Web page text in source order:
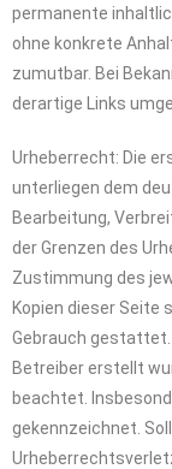
permanente
ohne konkrete
zumutbar. Bei
derartige Links
Urheberrecht: Die
unterliegen dem
Bearbeitung,
der Grenzen des
Zustimmung des
Kopien dieser Seite
Gebrauch
Betreiber erstellt
beachtet.
gekennzeichnet.